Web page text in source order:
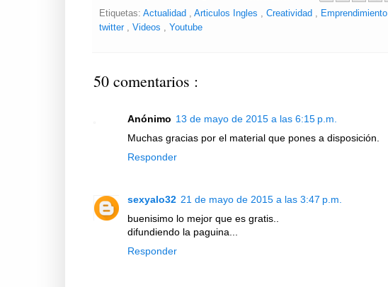
Etiquetas: Actualidad Articulos Ingles Creatividad Emprendimiento
twitter
Videos Youtube
50 comentarios :
Anónimo 13 de mayo de 2015 a las 6:15 p.m.
Muchas gracias por el material que pones a disposición.
Responder
sexyalo32 21 de mayo de 2015 a las 3:47 p.m.
buenisimo lo mejor que es gratis..
difundiendo la paguina...
Responder